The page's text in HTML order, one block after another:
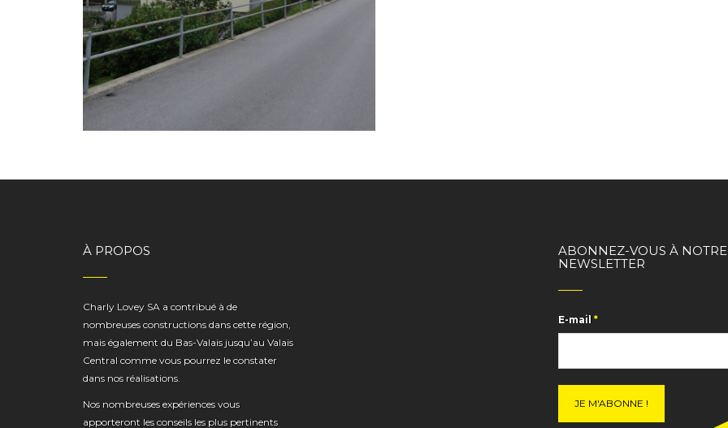
IMMEUBLE LES CÈDRES MARTIGNY
À PROPOS
Charly Lovey SA a contribué à de
nombreuses constructions dans cette région,
mais également du Bas-Valais jusqu’au Valais
Central comme vous pourrez le constater
dans nos réalisations.
Nos nombreuses expériences vous
apporteront les conseils les plus pertinents
ABONNEZ-VOUS À NOTRE
NEWSLETTER
E-mail *